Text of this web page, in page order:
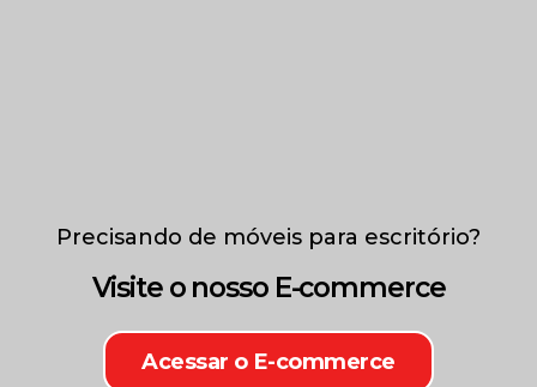
Precisando de móveis para escritório?
Visite o nosso E-commerce
Acessar o E-commerce